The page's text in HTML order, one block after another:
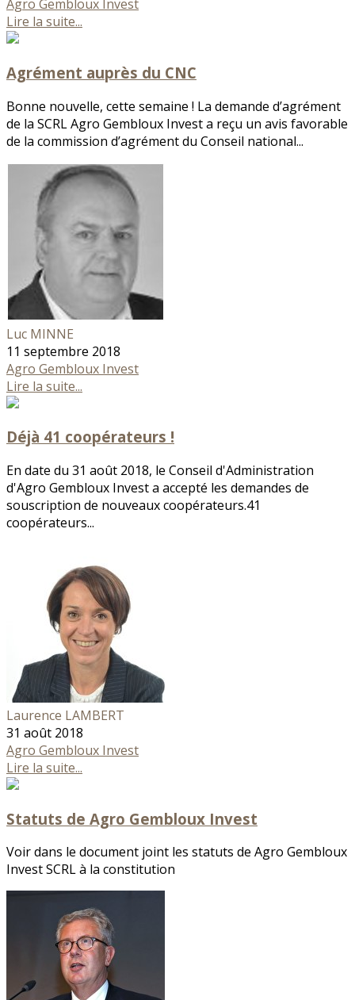
Agro Gembloux Invest
Lire la suite...
Agrément auprès du CNC
Bonne nouvelle, cette semaine ! La demande d’agrément
de la SCRL Agro Gembloux Invest a reçu un avis favorable
de la commission d’agrément du Conseil national...
Luc MINNE
11 septembre 2018
Agro Gembloux Invest
Lire la suite...
Déjà 41 coopérateurs !
En date du 31 août 2018, le Conseil d'Administration
d'Agro Gembloux Invest a accepté les demandes de
souscription de nouveaux coopérateurs.41
coopérateurs...
Laurence LAMBERT
31 août 2018
Agro Gembloux Invest
Lire la suite...
Statuts de Agro Gembloux Invest
Voir dans le document joint les statuts de Agro Gembloux
Invest SCRL à la constitution